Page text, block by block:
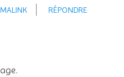
RÉPONDRE